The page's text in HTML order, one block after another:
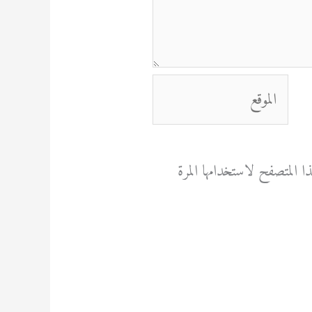
الموقع
لاستخدامها المرة